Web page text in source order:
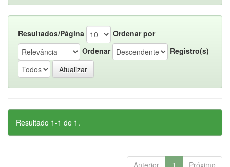
Resultados/Página
Ordenar por
Ordenar
Registro(s)
Resultado 1-1 de 1.
Anterior 1 Próximo